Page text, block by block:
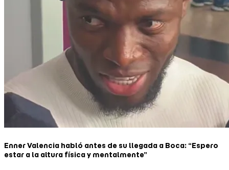
Enner Valencia habló antes de su llegada a Boca: “Espero
estar a la altura física y mentalmente”